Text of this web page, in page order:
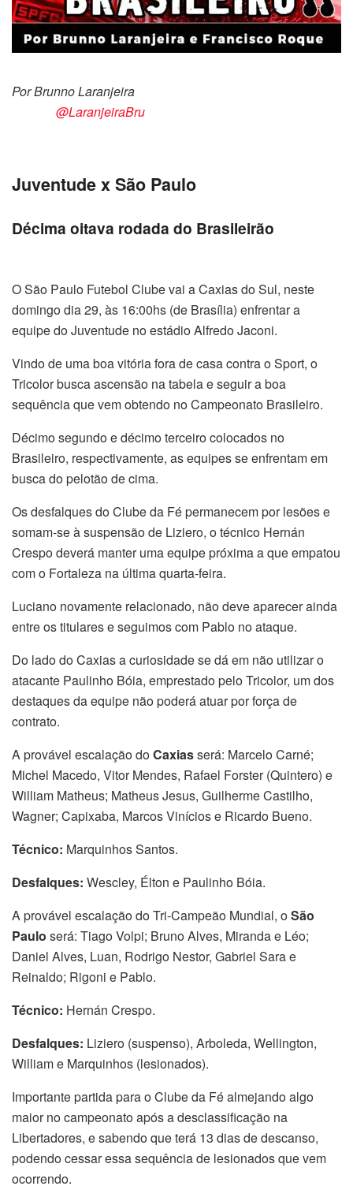
Por Brunno Laranjeira
@LaranjeiraBru
Juventude x São Paulo
Décima oitava rodada do Brasileirão
O São Paulo Futebol Clube vai a Caxias do Sul, neste
domingo dia 29, às 16:00hs (de Brasília) enfrentar a
equipe do Juventude no estádio Alfredo Jaconi.
Vindo de uma boa vitória fora de casa contra o Sport, o
Tricolor busca ascensão na tabela e seguir a boa
sequência que vem obtendo no Campeonato Brasileiro.
Décimo segundo e décimo terceiro colocados no
Brasileiro, respectivamente, as equipes se enfrentam em
busca do pelotão de cima.
Os desfalques do Clube da Fé permanecem por lesões e
somam-se à suspensão de Liziero, o técnico Hernán
Crespo deverá manter uma equipe próxima a que empatou
com o Fortaleza na última quarta-feira.
Luciano novamente relacionado, não deve aparecer ainda
entre os titulares e seguimos com Pablo no ataque.
Do lado do Caxias a curiosidade se dá em não utilizar o
atacante Paulinho Bóia, emprestado pelo Tricolor, um dos
destaques da equipe não poderá atuar por força de
contrato.
A provável escalação doCaxiasserá: Marcelo Carné;
Michel Macedo, Vitor Mendes, Rafael Forster (Quintero) e
William Matheus; Matheus Jesus, Guilherme Castilho,
Wagner; Capixaba, Marcos Vinícios e Ricardo Bueno.
Técnico: Marquinhos Santos.
Desfalques: Wescley, Élton e Paulinho Bóia.
A provável escalação do Tri-Campeão Mundial, oSão
Paulo será: Tiago Volpi; Bruno Alves, Miranda e Léo;
Daniel Alves, Luan, Rodrigo Nestor, Gabriel Sara e
Reinaldo; Rigoni e Pablo.
Técnico: Hernán Crespo.
Desfalques: Liziero (suspenso), Arboleda, Wellington,
William e Marquinhos (lesionados).
Importante partida para o Clube da Fé almejando algo
maior no campeonato após a desclassificação na
Libertadores, e sabendo que terá 13 dias de descanso,
podendo cessar essa sequência de lesionados que vem
ocorrendo.